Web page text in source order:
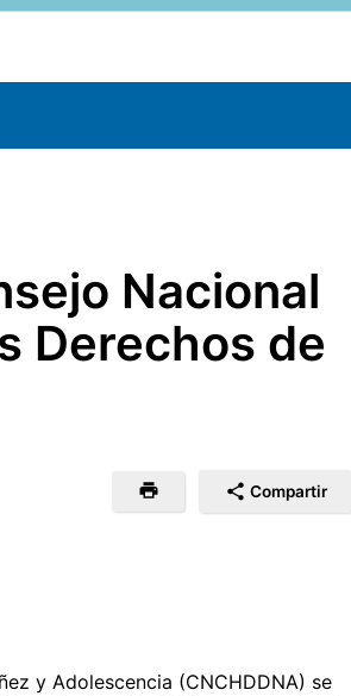
Nacional
Derechos de
Compartir
y Adolescencia (CNCHDDNA) se